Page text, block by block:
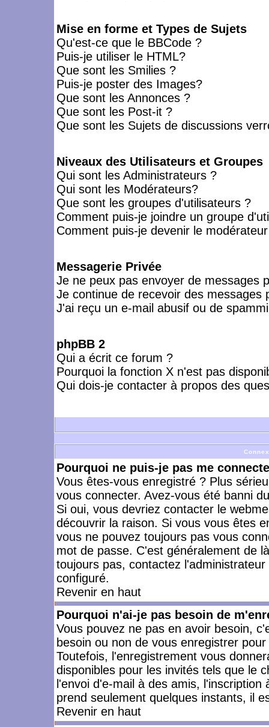
Mise en forme et Types de Sujets
Qu'est-ce que le BBCode ?
Puis-je utiliser le HTML?
Que sont les Smilies ?
Puis-je poster des Images?
Que sont les Annonces ?
Que sont les Post-it ?
Que sont les Sujets de discussions
Niveaux des Utilisateurs et Groupes
Qui sont les Administrateurs ?
Qui sont les Modérateurs?
Que sont les groupes d'utilisateurs ?
Comment puis-je joindre un groupe
Comment puis-je devenir le
Messagerie Privée
Je ne peux pas envoyer de messages
Je continue de recevoir des messages
J'ai reçu un e-mail abusif ou de
phpBB 2
Qui a écrit ce forum ?
Pourquoi la fonction X n'est pas
Qui dois-je contacter à propos des
Pourquoi ne puis-je pas me
Vous êtes-vous enregistré ? Plus
vous connecter. Avez-vous été banni
Si oui, vous devriez contacter le
découvrir la raison. Si vous vous êtes
vous ne pouvez toujours pas vous
mot de passe. C'est généralement de
toujours pas, contactez
configuré.
Revenir en haut
Pourquoi n'ai-je pas besoin de
Vous pouvez ne pas en avoir besoin,
besoin ou non de vous enregistrer
Toutefois, l'enregistrement vous
disponibles pour les invités tels que le
l'envoi d'e-mail à des amis,
prend seulement quelques instants, il
Revenir en haut